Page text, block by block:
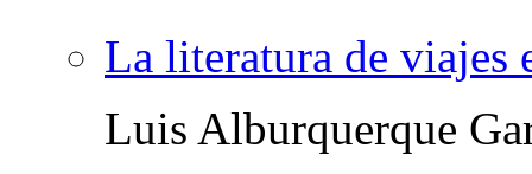
La literatura de viajes
Luis Alburquerque